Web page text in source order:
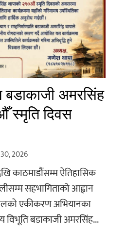
बडाकाजी अमरसिंह
स्मृति दिवस
2026
काठमाडौंसम्म ऐतिहासिक
सहभागिताको आह्वान
एकीकरण अभियानका
विभूति बडाकाजी अमरसिंह...